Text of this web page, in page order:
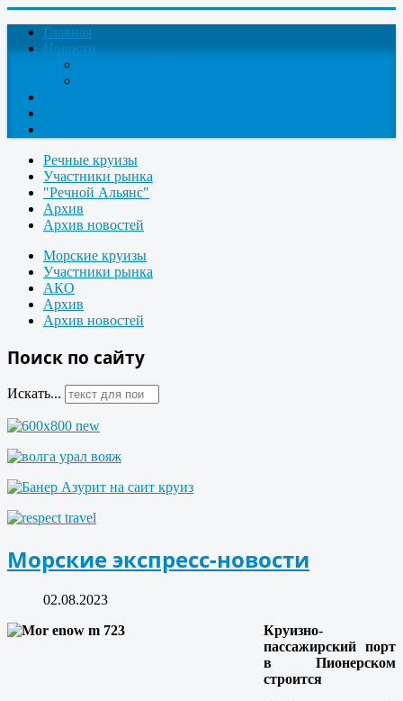
Главная
Новости
Речные круизы
Участники рынка
"Речной Альянс"
Архив
Архив новостей
Морские круизы
Участники рынка
АКО
Архив
Архив новостей
Поиск по сайту
Искать...
Морские экспресс-новости
02.08.2023
Круизно-
пассажирский порт
в Пионерском
строится